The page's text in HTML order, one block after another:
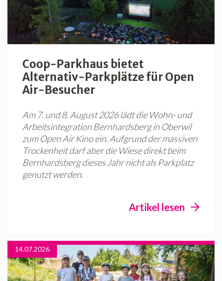
Coop-Parkhaus bietet
Alternativ-Parkplätze für Open
Air-Besucher
Am 7. und 8. August 2026 lädt die Wohn- und
Arbeitsintegration Bernhardsberg in Oberwil
zum Open Air Kino ein. Aufgrund der massiven
Trockenheit darf aber die Wiese direkt beim
Bernhardsberg dieses Jahr nicht als Parkplatz
genutzt werden.
Artikel lesen
14.07.2026